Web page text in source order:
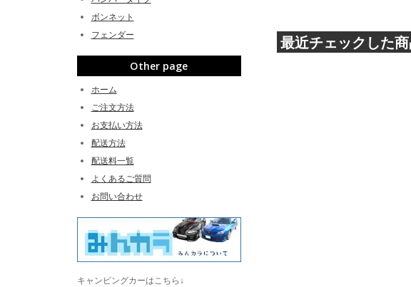
ボンネット
フェンダー
Other page
ホーム
ご注文方法
お支払い方法
配送方法
配送料一覧
よくあるご質問
お問い合わせ
キャンピングカーはこちら↓
最近チェックした